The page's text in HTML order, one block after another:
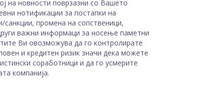
на новности поврзазни со Вашето
нотификации за постапки на
санкции, промена на сопственици,
важни информаци за носење паметни
Ви овозможува да го контролирате
и кредитен ризик значи дека можете
соработници и да го усмерите
компанија.